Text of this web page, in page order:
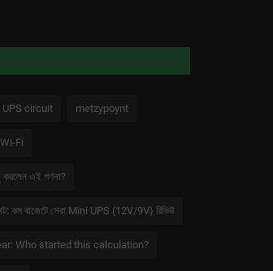
UPS circuit metzypoynt
Wi-Fi
করলেন এই গণনা?
কম বাজেটে সেরা Mini UPS (12V/9V) রিভিউ
Who started this calculation?